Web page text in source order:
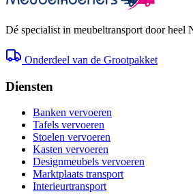
Dé specialist in meubeltransport door heel
Onderdeel van de Grootpakket
Diensten
Banken vervoeren
Tafels vervoeren
Stoelen vervoeren
Kasten vervoeren
Designmeubels vervoeren
Marktplaats transport
Interieurtransport